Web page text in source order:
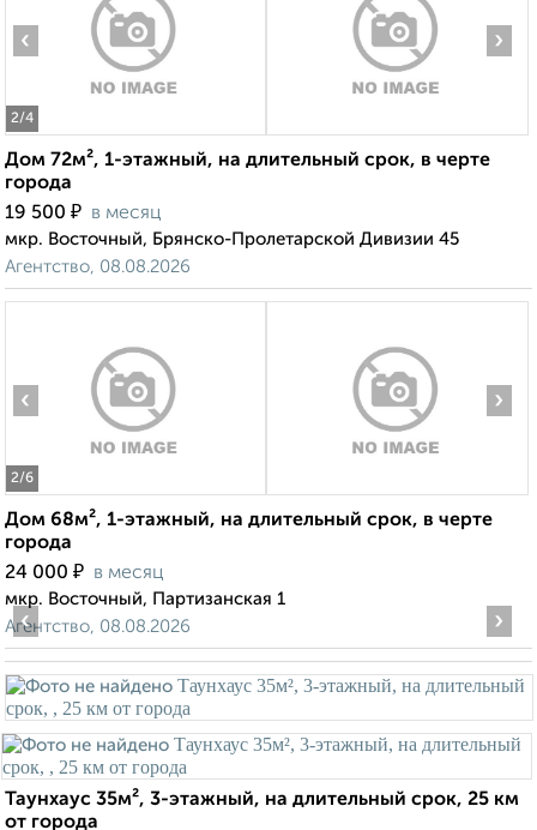
2/4
‹ ›
Дом 72м², 1-этажный, на длительный срок, в черте
города
19 500 ₽ в месяц
мкр. Восточный, Брянско-Пролетарской Дивизии 45
Агентство, 08.08.2026
2/6
‹ ›
Дом 68м², 1-этажный, на длительный срок, в черте
города
24 000 ₽ в месяц
мкр. Восточный, Партизанская 1
Агентство, 08.08.2026
‹ ›
Таунхаус 35м², 3-этажный, на длительный срок, 25 км
от города